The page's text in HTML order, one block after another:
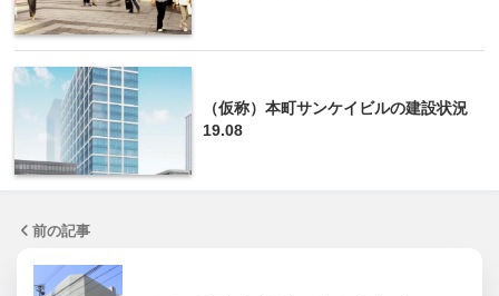
（仮称）本町サンケイビルの建設状況
19.08
前の記事